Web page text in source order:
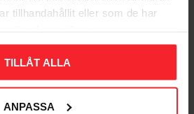
tillhandahållit eller som de har
TILLÅT ALLA
ANPASSA